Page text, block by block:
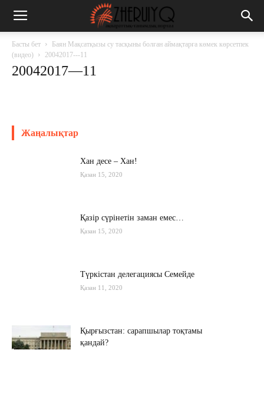
Басты бет
Баян Мақсатқызы су тасқыны болған аймақтарға көмек көрсетпек
(видео)
20042017---11
20042017—11
Жаңалықтар
Хан десе – Хан!
Қазан 15, 2020
Қазір сүрінетін заман емес…
Қазан 15, 2020
Түркістан делегациясы Семейде
Қазан 11, 2020
Қырғызстан: сарапшылар тоқтамы
қандай?